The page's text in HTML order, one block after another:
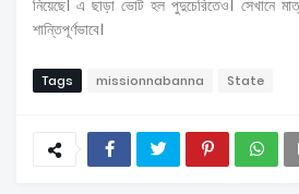
নিয়েছে। এ ছাড়া ভোট হল পুদুচেরিতেও। সেখানে
শান্তিপূর্ণভাবে।
Tags missionnabanna State